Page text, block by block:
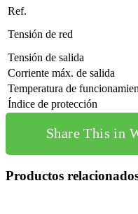
Ref.
Tensión de red
Tensión de salida
Corriente máx. de salida
Temperatura de
Índice de protección
Share This in
Productos